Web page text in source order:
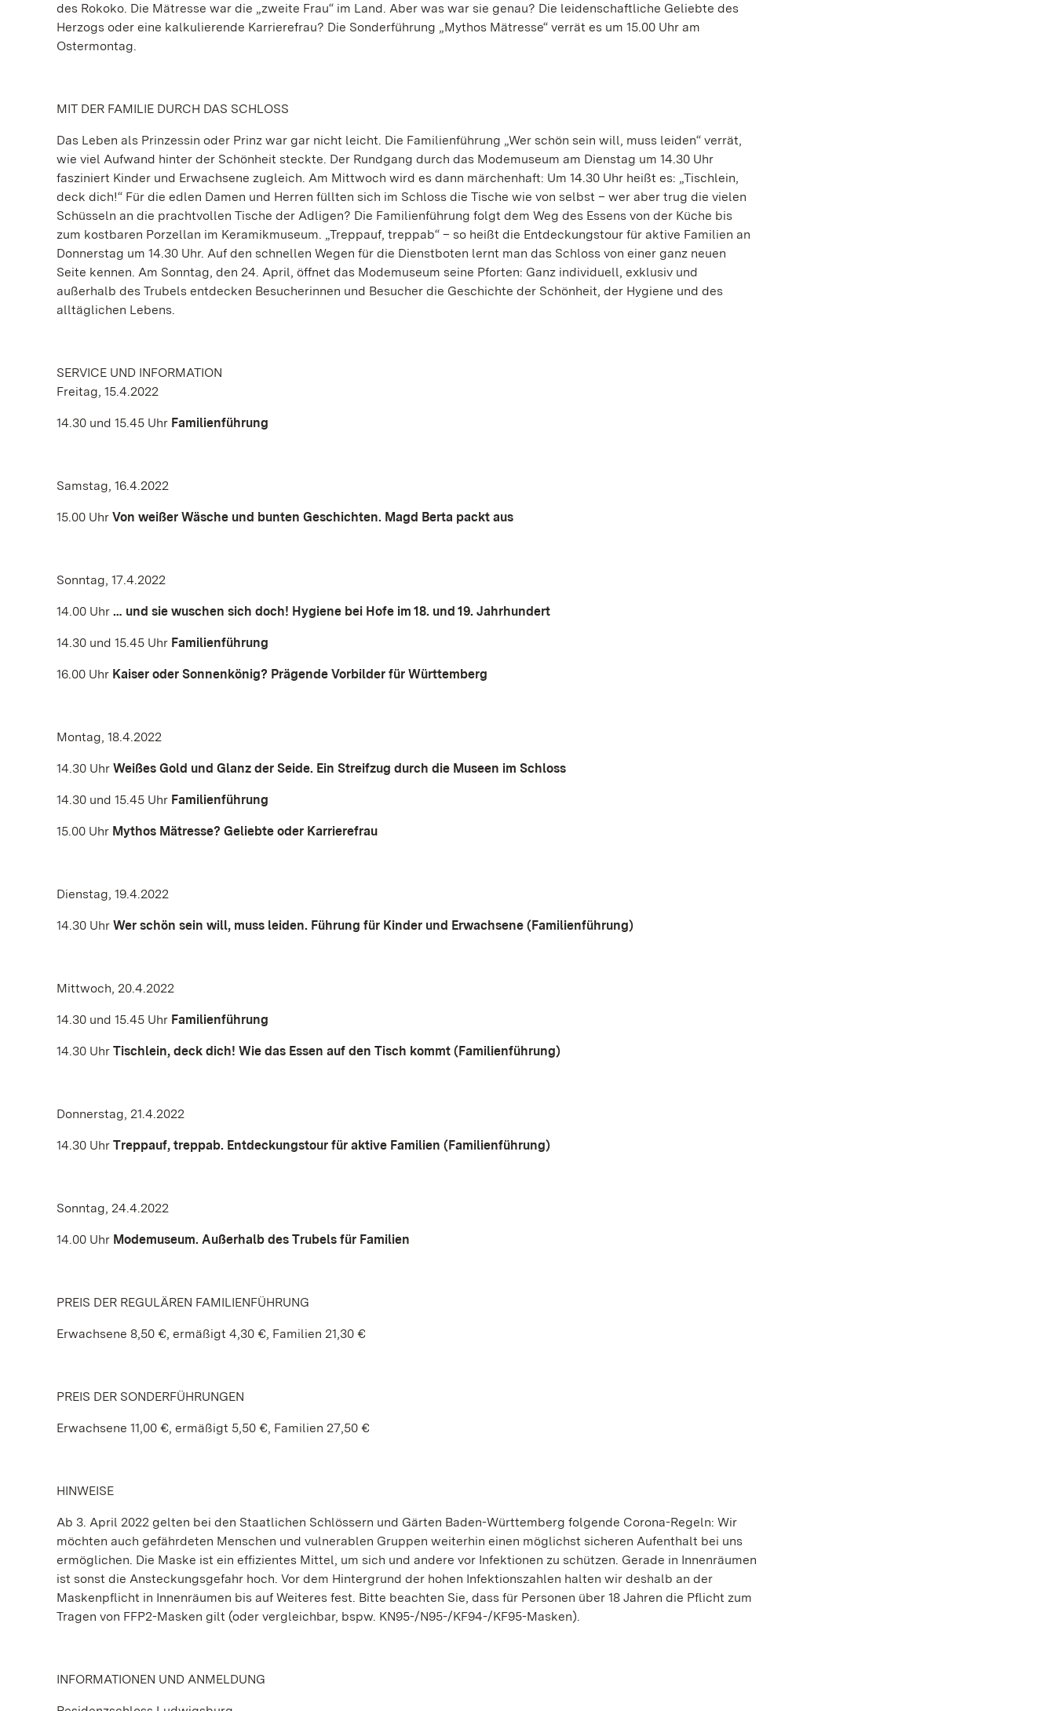
des Rokoko. Die Mätresse war die „zweite Frau“ im Land. Aber was war sie genau? Die leidenschaftliche Geliebte des
Herzogs oder eine kalkulierende Karrierefrau? Die Sonderführung „Mythos Mätresse“ verrät es um 15.00 Uhr am
Ostermontag.
MIT DER FAMILIE DURCH DAS SCHLOSS
Das Leben als Prinzessin oder Prinz war gar nicht leicht. Die Familienführung „Wer schön sein will, muss leiden“ verrät,
wie viel Aufwand hinter der Schönheit steckte. Der Rundgang durch das Modemuseum am Dienstag um 14.30 Uhr
fasziniert Kinder und Erwachsene zugleich. Am Mittwoch wird es dann märchenhaft: Um 14.30 Uhr heißt es: „Tischlein,
deck dich!“ Für die edlen Damen und Herren füllten sich im Schloss die Tische wie von selbst – wer aber trug die vielen
Schüsseln an die prachtvollen Tische der Adligen? Die Familienführung folgt dem Weg des Essens von der Küche bis
zum kostbaren Porzellan im Keramikmuseum. „Treppauf, treppab“ – so heißt die Entdeckungstour für aktive Familien an
Donnerstag um 14.30 Uhr. Auf den schnellen Wegen für die Dienstboten lernt man das Schloss von einer ganz neuen
Seite kennen. Am Sonntag, den 24. April, öffnet das Modemuseum seine Pforten: Ganz individuell, exklusiv und
außerhalb des Trubels entdecken Besucherinnen und Besucher die Geschichte der Schönheit, der Hygiene und des
alltäglichen Lebens.
SERVICE UND INFORMATION
Freitag, 15.4.2022
14.30 und 15.45 Uhr Familienführung
Samstag, 16.4.2022
15.00 Uhr Von weißer Wäsche und bunten Geschichten. Magd Berta packt aus
Sonntag, 17.4.2022
14.00 Uhr … und sie wuschen sich doch! Hygiene bei Hofe im 18. und 19. Jahrhundert
14.30 und 15.45 Uhr Familienführung
16.00 Uhr Kaiser oder Sonnenkönig? Prägende Vorbilder für Württemberg
Montag, 18.4.2022
14.30 Uhr Weißes Gold und Glanz der Seide. Ein Streifzug durch die Museen im Schloss
14.30 und 15.45 Uhr Familienführung
15.00 Uhr Mythos Mätresse? Geliebte oder Karrierefrau
Dienstag, 19.4.2022
14.30 Uhr Wer schön sein will, muss leiden. Führung für Kinder und Erwachsene (Familienführung)
Mittwoch, 20.4.2022
14.30 und 15.45 Uhr Familienführung
14.30 Uhr Tischlein, deck dich! Wie das Essen auf den Tisch kommt (Familienführung)
Donnerstag, 21.4.2022
14.30 Uhr Treppauf, treppab. Entdeckungstour für aktive Familien (Familienführung)
Sonntag, 24.4.2022
14.00 Uhr Modemuseum. Außerhalb des Trubels für Familien
PREIS DER REGULÄREN FAMILIENFÜHRUNG
Erwachsene 8,50 €, ermäßigt 4,30 €, Familien 21,30 €
PREIS DER SONDERFÜHRUNGEN
Erwachsene 11,00 €, ermäßigt 5,50 €, Familien 27,50 €
HINWEISE
Ab 3. April 2022 gelten bei den Staatlichen Schlössern und Gärten Baden-Württemberg folgende Corona-Regeln: Wir
möchten auch gefährdeten Menschen und vulnerablen Gruppen weiterhin einen möglichst sicheren Aufenthalt bei uns
ermöglichen. Die Maske ist ein effizientes Mittel, um sich und andere vor Infektionen zu schützen. Gerade in Innenräumen
ist sonst die Ansteckungsgefahr hoch. Vor dem Hintergrund der hohen Infektionszahlen halten wir deshalb an der
Maskenpflicht in Innenräumen bis auf Weiteres fest. Bitte beachten Sie, dass für Personen über 18 Jahren die Pflicht zum
Tragen von FFP2-Masken gilt (oder vergleichbar, bspw. KN95-/N95-/KF94-/KF95-Masken).
INFORMATIONEN UND ANMELDUNG